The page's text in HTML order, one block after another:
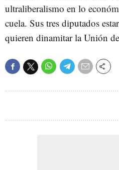
ultraliberalismo en lo
cuela. Sus tres diputados
quieren dinamitar la Unión